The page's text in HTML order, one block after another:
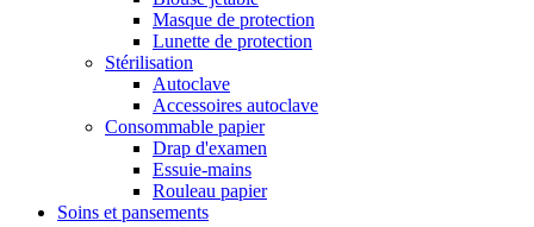
Masque de protection
Lunette de protection
Stérilisation
Autoclave
Accessoires autoclave
Consommable papier
Drap d'examen
Essuie-mains
Rouleau papier
Soins et pansements